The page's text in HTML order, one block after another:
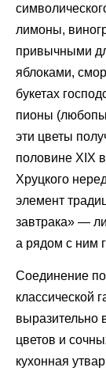
лимоны,
привычными
яблоками,
букетах
пионы
эти цветы
половине XIX
Хруцкого
элемент
завтрака» —
а рядом с ним
Соединение
классической
выразительно
цветов и
кухонная